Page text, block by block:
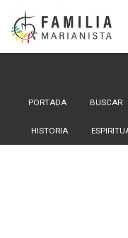
Saltar
contenido
PORTADA BUSCAR
HISTORIA